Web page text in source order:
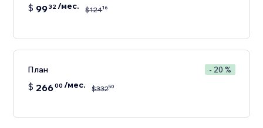
$ 9932/мес. $12416
План - 20 %
$ 26600 /мес. $33250